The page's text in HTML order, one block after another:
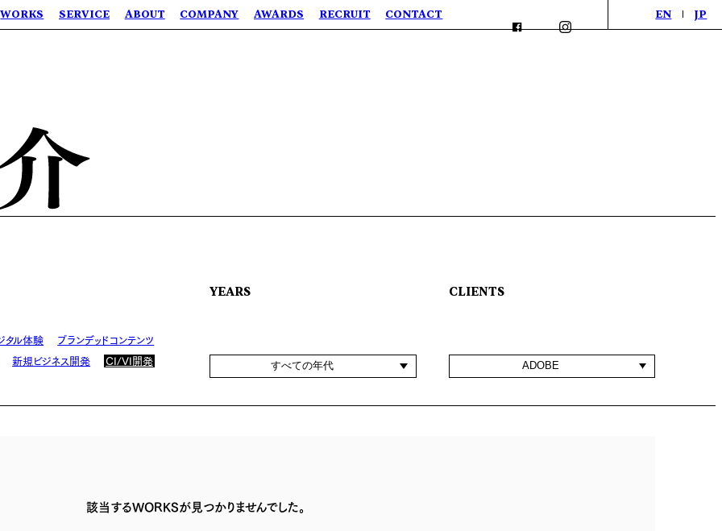
WORKS SERVICE ABOUT COMPANY AWARDS RECRUIT CONTACT EN JP
タル体験
ブランデッドコンテンツ
新規ビジネス開発 CI/VI開発
YEARS
すべての年代
CLIENTS
ADOBE
該当するWORKSが見つかりませんでした。